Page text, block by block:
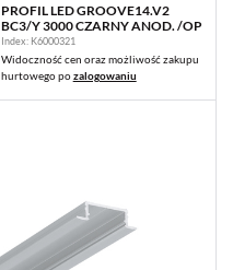
PROFIL LED GROOVE14.V2
BC3/Y 3000 CZARNY ANOD. /OP
Index: K6000321
Widoczność cen oraz możliwość zakupu
hurtowego pozalogowaniu